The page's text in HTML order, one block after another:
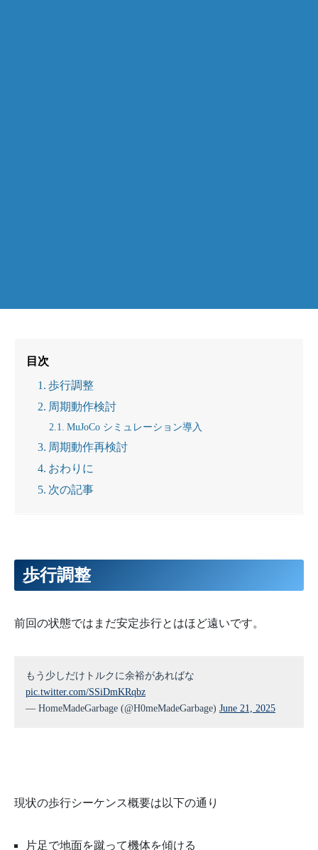
目次
歩行調整
周期動作検討
MuJoCo シミュレーション導入
周期動作再検討
おわりに
次の記事
歩行調整
前回の状態ではまだ安定歩行とはほど遠いです。
もう少しだけトルクに余裕があればな
pic.twitter.com/SSiDmKRqbz
— HomeMadeGarbage (@H0meMadeGarbage) June 21, 2025
現状の歩行シーケンス概要は以下の通り
片足で地面を蹴って機体を傾ける